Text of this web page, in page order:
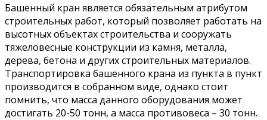
Башенный кран является обязательным атрибутом
строительных работ, который позволяет работать на
высотных объектах строительства и сооружать
тяжеловесные конструкции из камня, металла,
дерева, бетона и других строительных материалов.
Транспортировка башенного крана из пункта в пункт
производится в собранном виде, однако стоит
помнить, что масса данного оборудования может
достигать 20-50 тонн, а масса противовеса – 30 тонн.